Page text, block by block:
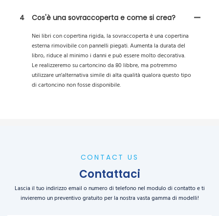
4
Cos'è una sovraccoperta e come si crea?
Nei libri con copertina rigida, la sovraccoperta è una copertina
esterna rimovibile con pannelli piegati. Aumenta la durata del
libro, riduce al minimo i danni e può essere molto decorativa.
Le realizzeremo su cartoncino da 80 libbre, ma potremmo
utilizzare un'alternativa simile di alta qualità qualora questo tipo
di cartoncino non fosse disponibile.
CONTACT US
Contattaci
Lascia il tuo indirizzo email o numero di telefono nel modulo di contatto e ti
invieremo un preventivo gratuito per la nostra vasta gamma di modelli!